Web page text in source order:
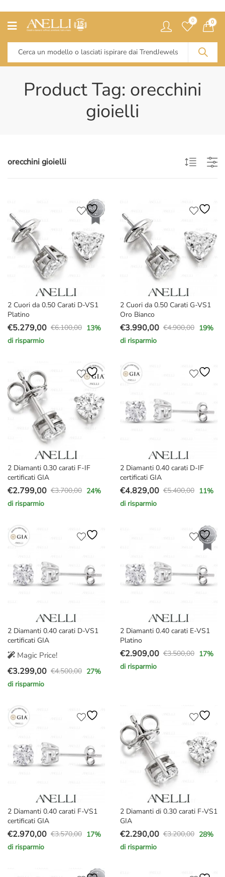
0 0
Product Tag: orecchini
gioielli
orecchini gioielli
2 Cuori da 0.50 Carati D-VS1
Platino
€6.100,00
Il
prezzo
era:
€6.100,00.
€5.279,00
Il
prezzo
€5.279,00.
13%
di risparmio
2 Cuori da 0.50 Carati G-VS1
Oro Bianco
€4.900,00
Il
prezzo
era:
€4.900,00.
€3.990,00
Il
prezzo
è:
€3.990,00.
19%
di risparmio
2 Diamanti 0.30 carati F-IF
certificati GIA
€3.700,00
Il
prezzo
era:
€3.700,00.
€2.799,00
Il
prezzo
è:
€2.799,00.
24%
di risparmio
2 Diamanti 0.40 carati D-IF
certificati GIA
€5.400,00
Il
prezzo
€4.829,00
Il
prezzo
11%
di risparmio
2 Diamanti 0.40 carati D-VS1
certificati GIA
Magic Price!
€4.500,00
Il
prezzo
era:
€4.500,00.
€3.299,00
Il
prezzo
è:
€3.299,00.
27%
di risparmio
2 Diamanti 0.40 carati E-VS1
Platino
€3.500,00
Il
prezzo
€2.909,00
Il
prezzo
17%
di risparmio
2 Diamanti 0.40 carati F-VS1
certificati GIA
€3.570,00
Il
prezzo
€2.970,00
Il
prezzo
17%
di risparmio
2 Diamanti di 0.30 carati F-VS1
GIA
€3.200,00
Il
prezzo
€2.290,00
Il
prezzo
28%
di risparmio